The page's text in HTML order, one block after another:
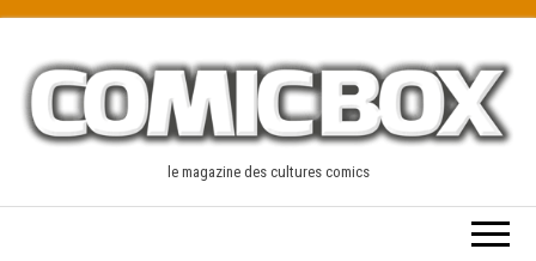
content
le magazine des cultures comics